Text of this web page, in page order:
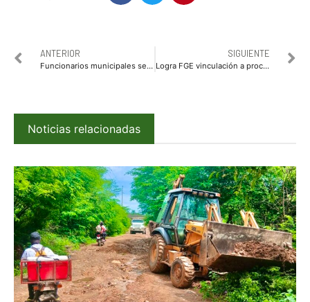
ANTERIOR
Funcionarios municipales se suman al boteo en beneficio de la Cruz Roja
SIGUIENTE
Logra FGE vinculación a proceso contra presunto Feminicida de Fabiola Vianey “L”
Noticias relacionadas